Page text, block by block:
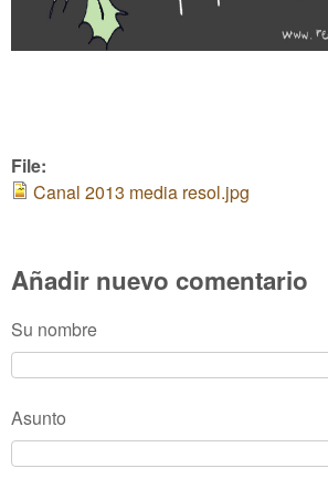
File:
Canal 2013 media resol.jpg
Añadir nuevo comentario
Su nombre
Asunto